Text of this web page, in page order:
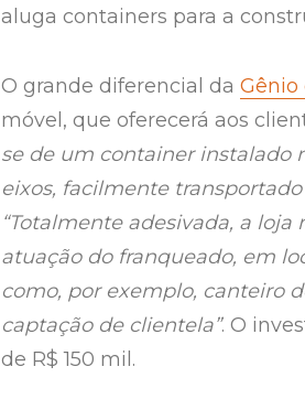
aluga containers para a
O grande diferencial da Gênio
móvel, que oferecerá aos
se de um container instalado
eixos, facilmente
“Totalmente adesivada, a
atuação do franqueado, em
como, por exemplo, canteiro
captação de clientela”. O
de R$ 150 mil.